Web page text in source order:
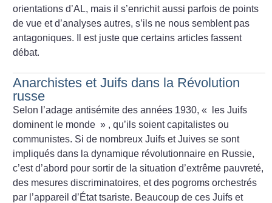
orientations d’AL, mais il s’enrichit aussi parfois de points
de vue et d’analyses autres, s’ils ne nous semblent pas
antagoniques. Il est juste que certains articles fassent
débat.
Anarchistes et Juifs dans la Révolution
russe
Selon l’adage antisémite des années 1930, «
les Juifs
dominent le monde » , qu’ils soient capitalistes ou
communistes. Si de nombreux Juifs et Juives se sont
impliqués dans la dynamique révolutionnaire en Russie,
c’est d’abord pour sortir de la situation d’extrême pauvreté,
des mesures discriminatoires, et des pogroms orchestrés
par l’appareil d’État tsariste. Beaucoup de ces Juifs et